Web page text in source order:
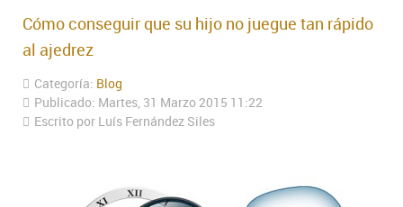
Cómo conseguir que su hijo no juegue tan rápido
al ajedrez
Categoría: Blog
Publicado: Martes, 31 Marzo 2015 11:22
Escrito por Luís Fernández Siles